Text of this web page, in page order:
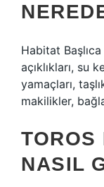
Habitat
açıklıkları, su
yamaçları,
makilikler,
TOROS
NASIL